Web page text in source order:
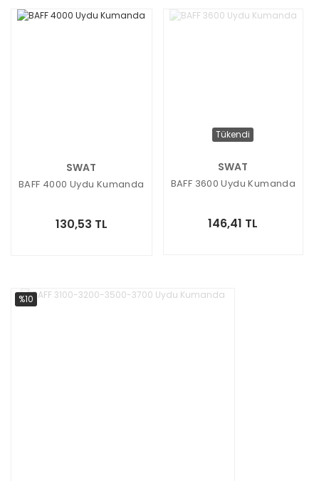
SWAT
BAFF 4000 Uydu Kumanda
130,53 TL
Tükendi
SWAT
BAFF 3600 Uydu Kumanda
146,41 TL
%10